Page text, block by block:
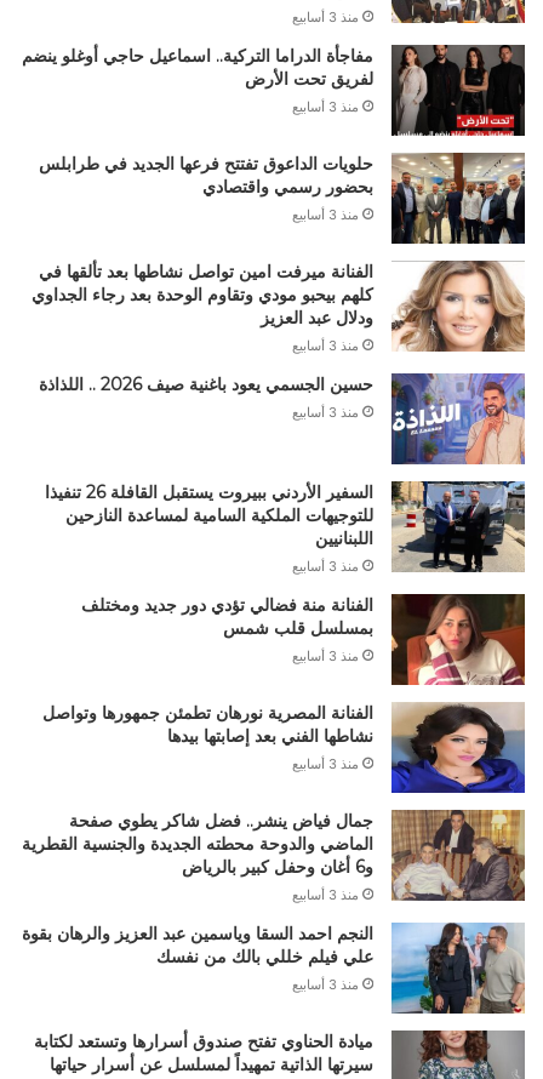
منذ 3 أسابيع
مفاجأة الدراما التركية.. اسماعيل حاجي أوغلو ينضم
لفريق تحت الأرض
منذ 3 أسابيع
حلويات الداعوق تفتتح فرعها الجديد في طرابلس
بحضور رسمي واقتصادي
منذ 3 أسابيع
الفنانة ميرفت امين تواصل نشاطها بعد تألقها في
كلهم بيحبو مودي وتقاوم الوحدة بعد رجاء الجداوي
ودلال عبد العزيز
منذ 3 أسابيع
حسين الجسمي يعود باغنية صيف 2026 .. اللذاذة
منذ 3 أسابيع
السفير الأردني ببيروت يستقبل القافلة 26 تنفيذا
للتوجيهات الملكية السامية لمساعدة النازحين
اللبنانيين
منذ 3 أسابيع
الفنانة منة فضالي تؤدي دور جديد ومختلف
بمسلسل قلب شمس
منذ 3 أسابيع
الفنانة المصرية نورهان تطمئن جمهورها وتواصل
نشاطها الفني بعد إصابتها بيدها
منذ 3 أسابيع
جمال فياض ينشر.. فضل شاكر يطوي صفحة
الماضي والدوحة محطته الجديدة والجنسية القطرية
و6 أغان وحفل كبير بالرياض
منذ 3 أسابيع
النجم احمد السقا وياسمين عبد العزيز والرهان بقوة
علي فيلم خللي بالك من نفسك
منذ 3 أسابيع
ميادة الحناوي تفتح صندوق أسرارها وتستعد لكتابة
سيرتها الذاتية تمهيداً لمسلسل عن أسرار حياتها